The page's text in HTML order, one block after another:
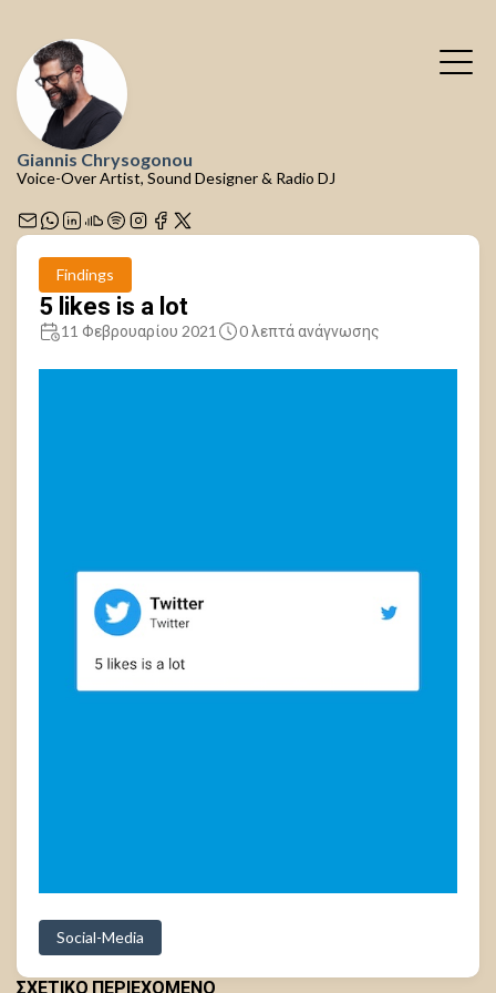
Giannis Chrysogonou
Voice-Over Artist, Sound Designer & Radio DJ
Findings
5 likes is a lot
11 Φεβρουαρίου 2021 0 λεπτά ανάγνωσης
Social-Media
ΣΧΕΤΙΚΟ ΠΕΡΙΕΧΟΜΕΝΟ